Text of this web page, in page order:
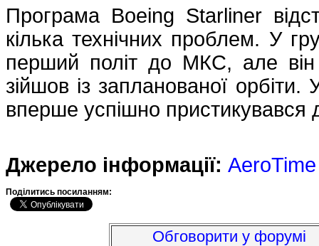
Програма Boeing Starliner
кілька технічних проблем. У
перший політ до МКС, але
зійшов із запланованої
вперше успішно
Джерело інформації: AeroTime
Подiлитись посиланням:
Обговорити у форумі